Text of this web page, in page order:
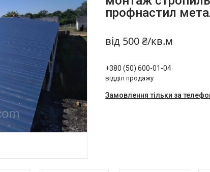
профнастил
від 500 ₴/кв.м
+380 (50) 600-01-04
відділ продажу
Замовлення тільки за